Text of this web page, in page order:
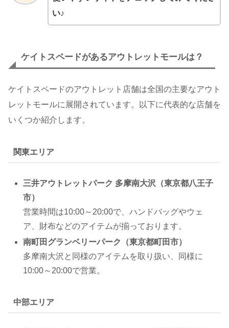
い♪
ケイトスペードがあるアウトレットモールは？
ケイトスペードのアウトレット店舗は全国の主要なアウト
レットモールに展開されています。以下に代表的な店舗を
いくつか紹介します。
関東エリア
三井アウトレットパーク 多摩南大沢（東京都八王子
市）
営業時間は10:00～20:00で、ハンドバッグやウェ
ア、財布などのアイテムが揃っております。
南町田グランベリーパーク（東京都町田市）
多摩南大沢と同様のアイテムを取り扱い、同様に
10:00～20:00で営業。
中部エリア